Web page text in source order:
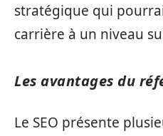
stratégique qui
carrière à un niveau
Les avantages du
Le SEO présente